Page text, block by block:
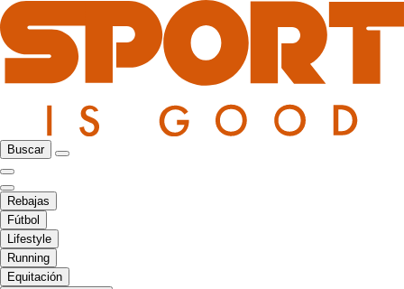
Buscar
Rebajas
Fútbol
Lifestyle
Running
Equitación